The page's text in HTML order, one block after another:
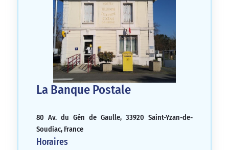
La Banque Postale
80 Av. du Gén de Gaulle, 33920 Saint-Yzan-de-
Soudiac, France
Horaires